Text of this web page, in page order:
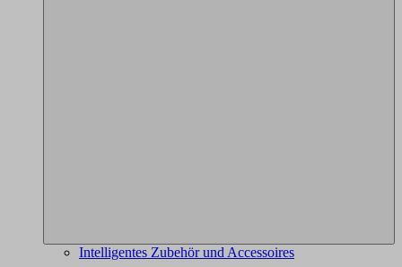
Intelligentes Zubehör und Accessoires